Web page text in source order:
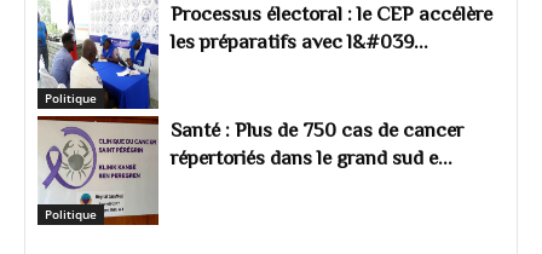
Politique
Processus électoral : le CEP accélère
les préparatifs avec l&#039...
Politique
Santé : Plus de 750 cas de cancer
répertoriés dans le grand sud e...